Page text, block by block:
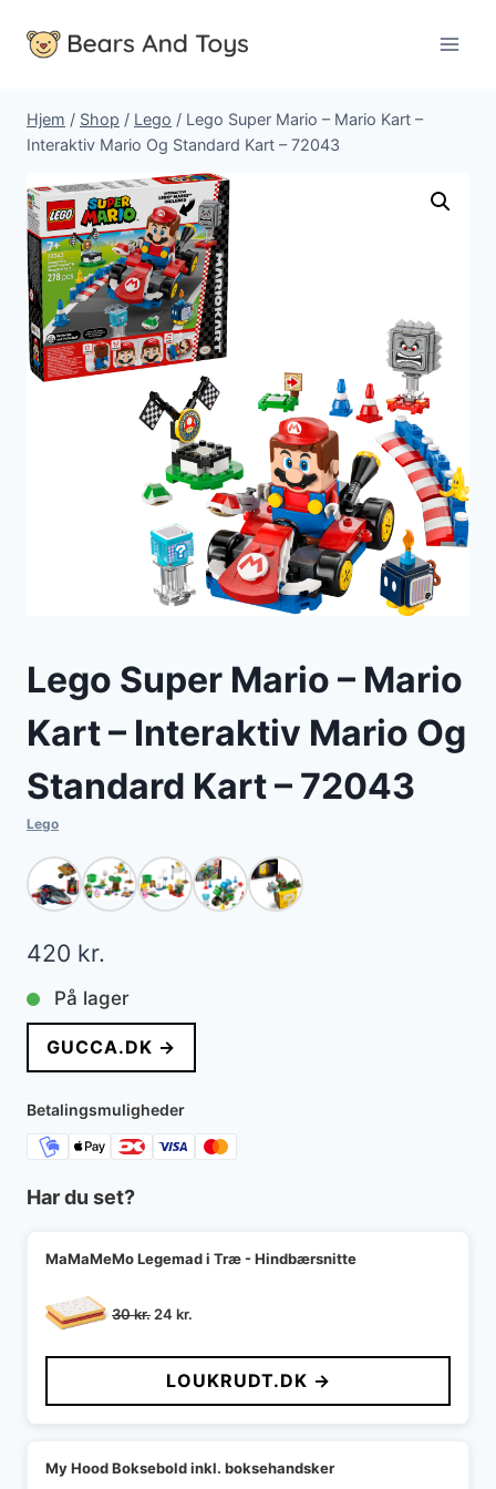
Hjem / Shop / Lego / Lego Super Mario – Mario Kart –
Interaktiv Mario Og Standard Kart – 72043
Lego Super Mario – Mario
Kart – Interaktiv Mario Og
Standard Kart – 72043
Lego
420 kr.
På lager
GUCCA.DK →
Betalingsmuligheder
Har du set?
MaMaMeMo Legemad i Træ - Hindbærsnitte
30kr. Den
pris
var:
30 kr..
24 kr.
pris
er:
24 kr..
LOUKRUDT.DK →
My Hood Boksebold inkl. boksehandsker